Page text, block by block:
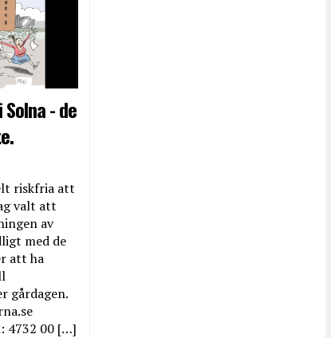
- de
riskfria att
valt att
av
med de
att ha
gårdagen.
4732 00 […]